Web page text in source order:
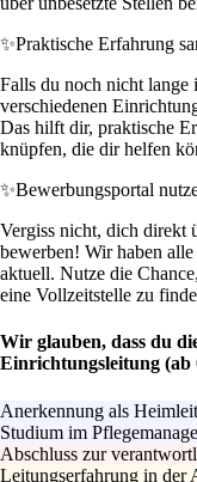
✨Praktische Erfahrung
Falls du noch nicht
verschiedenen
Das hilft dir, praktische
knüpfen, die dir helfen
✨Bewerbungsportal
Vergiss nicht, dich direkt
bewerben! Wir haben
aktuell. Nutze die
eine Vollzeitstelle zu
Wir glauben, dass du
Einrichtungsleitung (ab
Anerkennung als
Studium im
Abschluss zur
Leitungserfahrung in der